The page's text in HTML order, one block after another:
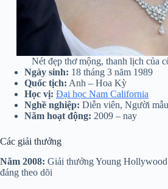
Nét đẹp thơ mộng, thanh lịch của
Ngày sinh: 18 tháng 3 năm 1989
Quốc tịch: Anh – Hoa Kỳ
Học vị: Đại học Nam California
Nghề nghiệp: Diễn viên, Người
Năm hoạt động: 2009 – nay
Các giải thưởng
Năm 2008: Giải thưởng Young
đáng theo dõi